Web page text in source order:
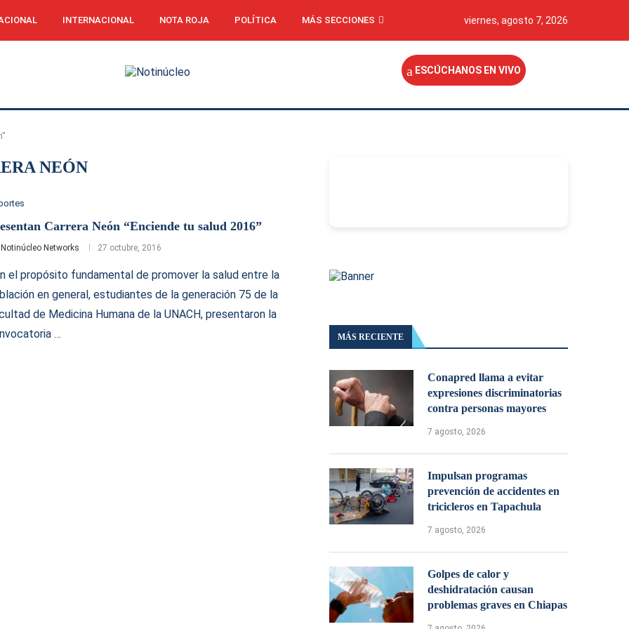
INTERNACIONAL NOTA ROJA POLÍTICA MÁS SECCIONES viernes, agosto 7, 2026
ESCÚCHANOS EN VIVO
NEÓN
Carrera Neón “Enciende tu salud 2016”
Notinúcleo Networks 27 octubre, 2016
el propósito fundamental de promover la salud entre la
en general, estudiantes de la generación 75 de la
de Medicina Humana de la UNACH, presentaron la
…
MÁS RECIENTE
Conapred llama a evitar
expresiones discriminatorias
contra personas mayores
7 agosto, 2026
Impulsan programas
prevención de accidentes en
tricicleros en Tapachula
7 agosto, 2026
Golpes de calor y
deshidratación causan
problemas graves en Chiapas